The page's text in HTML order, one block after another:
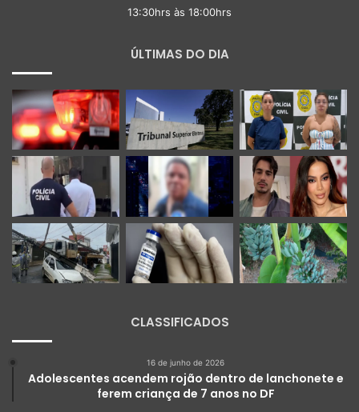
13:30hrs às 18:00hrs
ÚLTIMAS DO DIA
CLASSIFICADOS
16 de junho de 2026
Adolescentes acendem rojão dentro de lanchonete e
ferem criança de 7 anos no DF